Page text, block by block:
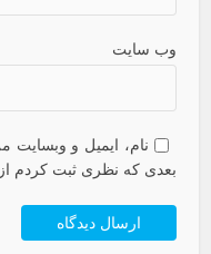
وب سایت
نام، ایمیل و وبسایت
بعدی که نظری ثبت کردم از